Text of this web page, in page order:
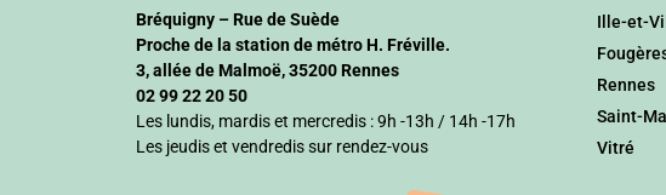
Bréquigny – Rue de Suède
Proche de la station de métro H. Fréville.
3, allée de Malmoë, 35200 Rennes
02 99 22 20 50
Les lundis, mardis et mercredis : 9h -13h / 14h -17h
Les jeudis et vendredis sur rendez-vous
Ille-et-
Rennes
Saint-
Vitré